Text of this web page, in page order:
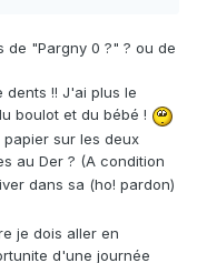
de "Pargny 0 ?" ? ou de
!! J'ai plus le
boulot et du bébé !
sur les deux
au Der ? (A condition
dans sa (ho! pardon)
je dois aller en
d'une journée